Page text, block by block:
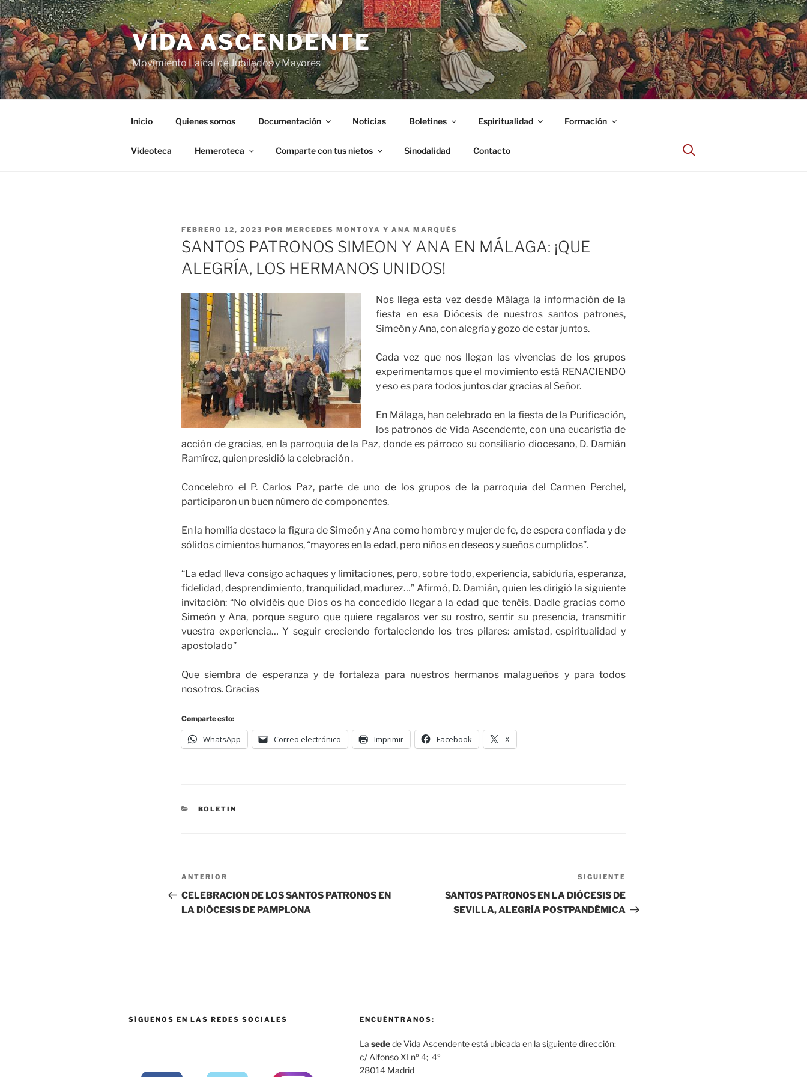
VIDA ASCENDENTE
Movimiento Laical de Jubilados y Mayores
Inicio Quienes somos Documentación Noticias Boletines Espiritualidad Formación
Videoteca Hemeroteca Comparte con tus nietos Sinodalidad Contacto
FEBRERO 12, 2023 POR MERCEDES MONTOYA Y ANA MARQUÉS
SANTOS PATRONOS SIMEON Y ANA EN MÁLAGA: ¡QUE
ALEGRÍA, LOS HERMANOS UNIDOS!
Nos llega esta vez desde Málaga la información de la
fiesta en esa Diócesis de nuestros santos patrones,
Simeón y Ana, con alegría y gozo de estar juntos.
Cada vez que nos llegan las vivencias de los grupos
experimentamos que el movimiento está RENACIENDO
y eso es para todos juntos dar gracias al Señor.
En Málaga, han celebrado en la fiesta de la Purificación,
los patronos de Vida Ascendente, con una eucaristía de
acción de gracias, en la parroquia de la Paz, donde es párroco su consiliario diocesano, D. Damián
Ramírez, quien presidió la celebración .
Concelebro el P. Carlos Paz, parte de uno de los grupos de la parroquia del Carmen Perchel,
participaron un buen número de componentes.
En la homilía destaco la figura de Simeón y Ana como hombre y mujer de fe, de espera confiada y de
sólidos cimientos humanos, “mayores en la edad, pero niños en deseos y sueños cumplidos”.
“La edad lleva consigo achaques y limitaciones, pero, sobre todo, experiencia, sabiduría, esperanza,
fidelidad, desprendimiento, tranquilidad, madurez…” Afirmó, D. Damián, quien les dirigió la siguiente
invitación: “No olvidéis que Dios os ha concedido llegar a la edad que tenéis. Dadle gracias como
Simeón y Ana, porque seguro que quiere regalaros ver su rostro, sentir su presencia, transmitir
vuestra experiencia… Y seguir creciendo fortaleciendo los tres pilares: amistad, espiritualidad y
apostolado”
Que siembra de esperanza y de fortaleza para nuestros hermanos malagueños y para todos
nosotros. Gracias
Comparte esto:
WhatsApp Correo electrónico Imprimir Facebook X
BOLETIN
ANTERIOR
CELEBRACION DE LOS SANTOS PATRONOS EN
LA DIÓCESIS DE PAMPLONA
SIGUIENTE
SANTOS PATRONOS EN LA DIÓCESIS DE
SEVILLA, ALEGRÍA POSTPANDÉMICA
SÍGUENOS EN LAS REDES SOCIALES ENCUÉNTRANOS:
La sedede Vida Ascendente está ubicada en la siguiente dirección:
c/ Alfonso XI nº 4; 4º
28014 Madrid